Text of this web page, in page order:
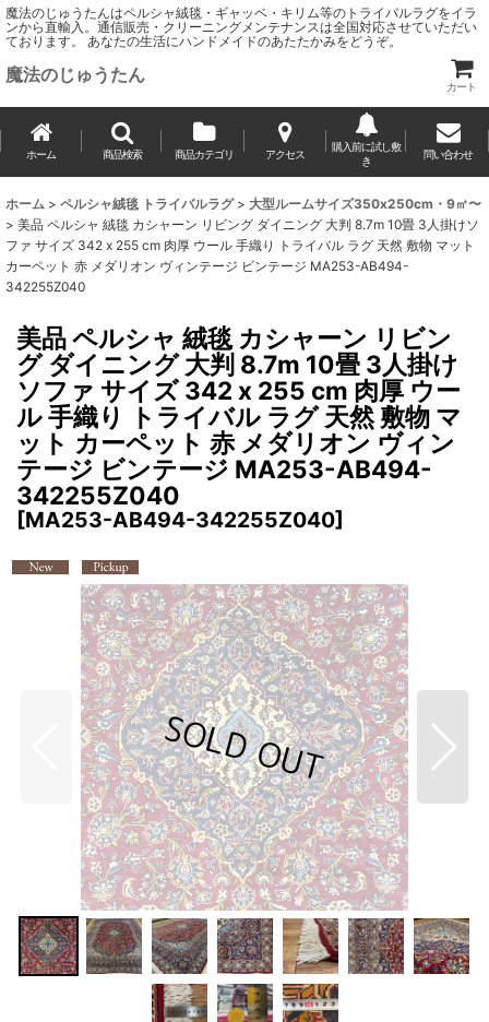
魔法のじゅうたんはペルシャ絨毯・ギャッベ・キリム等のトライバルラグをイラ
ンから直輸入。通信販売・クリーニングメンテナンスは全国対応させていただい
ております。 あなたの生活にハンドメイドのあたたかみをどうぞ。
魔法のじゅうたん
カート
ホーム 商品検索 商品カテゴリ アクセス
購入前に試し敷
き
問い合わせ
ホーム > ペルシャ絨毯 トライバルラグ > 大型ルームサイズ350x250cm・9㎡〜
> 美品 ペルシャ 絨毯 カシャーン リビング ダイニング 大判 8.7m 10畳 3人掛けソ
ファ サイズ 342 x 255 cm 肉厚 ウール 手織り トライバル ラグ 天然 敷物 マット
カーペット 赤 メダリオン ヴィンテージ ビンテージ MA253-AB494-
342255Z040
美品 ペルシャ 絨毯 カシャーン リビン
グ ダイニング 大判 8.7m 10畳 3人掛け
ソファ サイズ 342 x 255 cm 肉厚 ウー
ル 手織り トライバル ラグ 天然 敷物 マ
ット カーペット 赤 メダリオン ヴィン
テージ ビンテージ MA253-AB494-
342255Z040
[MA253-AB494-342255Z040]